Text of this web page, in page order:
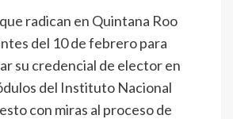
radican en Quintana Roo
del 10 de febrero para
su credencial de elector en
del Instituto Nacional
con miras al proceso de